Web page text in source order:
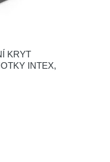
KRYT
INTEX,